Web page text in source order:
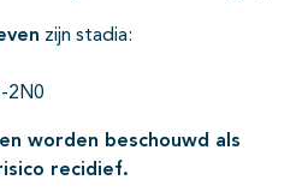
zijn stadia:
2N0
worden beschouwd als
recidief.